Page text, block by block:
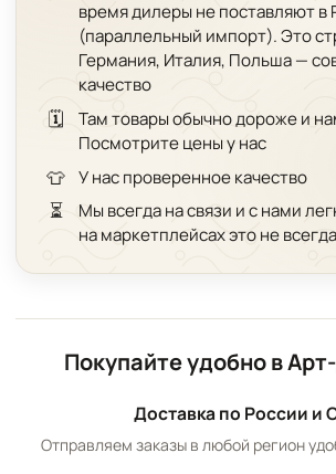
время дилеры не поставляют в
(параллельный импорт). Это
Германия, Италия, Польша —
качество
🗓️
Там товары обычно дороже и
Посмотрите цены у нас
👕 У нас проверенное качество
⏳
Мы всегда на связи и с нами
на маркетплейсах это не
Покупайте удобно в
Доставка по России и
Отправляем заказы в любой регион